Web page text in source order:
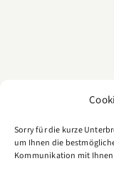
Sorry für die kurze
um Ihnen die
Kommunikation mit